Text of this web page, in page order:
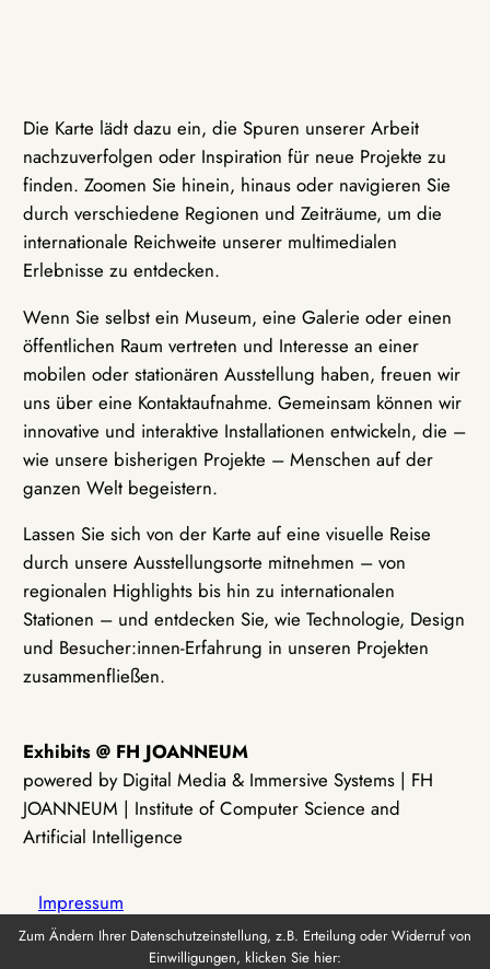
Die Karte lädt dazu ein, die Spuren unserer Arbeit
nachzuverfolgen oder Inspiration für neue Projekte zu
finden. Zoomen Sie hinein, hinaus oder navigieren Sie
durch verschiedene Regionen und Zeiträume, um die
internationale Reichweite unserer multimedialen
Erlebnisse zu entdecken.
Wenn Sie selbst ein Museum, eine Galerie oder einen
öffentlichen Raum vertreten und Interesse an einer
mobilen oder stationären Ausstellung haben, freuen wir
uns über eine Kontaktaufnahme. Gemeinsam können wir
innovative und interaktive Installationen entwickeln, die –
wie unsere bisherigen Projekte – Menschen auf der
ganzen Welt begeistern.
Lassen Sie sich von der Karte auf eine visuelle Reise
durch unsere Ausstellungsorte mitnehmen – von
regionalen Highlights bis hin zu internationalen
Stationen – und entdecken Sie, wie Technologie, Design
und Besucher:innen-Erfahrung in unseren Projekten
zusammenfließen.
Exhibits @ FH JOANNEUM
powered by Digital Media & Immersive Systems | FH
JOANNEUM | Institute of Computer Science and
Artificial Intelligence
Impressum
Zum Ändern Ihrer Datenschutzeinstellung, z.B. Erteilung oder Widerruf von
Einwilligungen, klicken Sie hier: